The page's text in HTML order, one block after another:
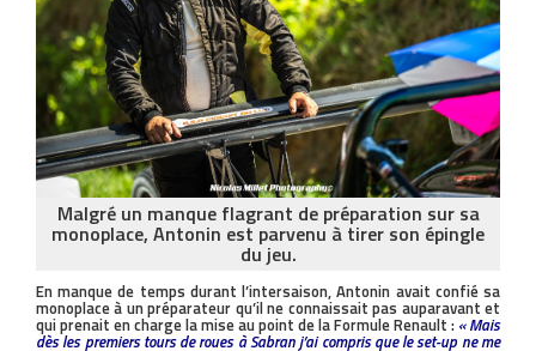
Malgré un manque flagrant de préparation sur sa
monoplace, Antonin est parvenu à tirer son épingle
du jeu.
En manque de temps durant l’intersaison, Antonin avait confié sa
monoplace à un préparateur qu’il ne connaissait pas auparavant et
qui prenait en charge la mise au point de la Formule Renault : « Mais
dès les premiers tours de roues à Sabran j’ai compris que le set-up ne me